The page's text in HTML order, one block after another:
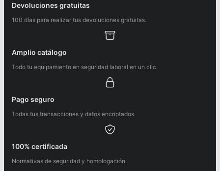
Devoluciones gratuitas
100 días para realizar tus devoluciones gratuitas.
Amplio catálogo
Todo tu equipamiento en seguridad laboral en un clic.
Pago seguro
Todas tus transacciones y datos encriptados.
100% certificada
Normativas de seguridad y homologación.